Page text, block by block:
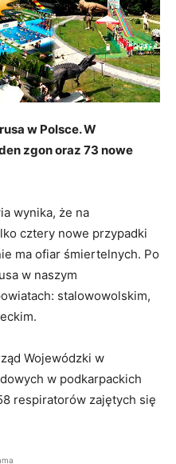
w Polsce. W
zgon oraz 73 nowe
wynika, że na
cztery nowe przypadki
ma ofiar śmiertelnych. Po
w naszym
stalowowolskim,
Wojewódzki w
w podkarpackich
respiratorów zajętych się